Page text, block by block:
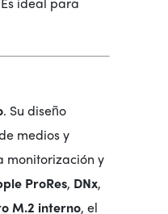
. Su diseño
medios y
monitorización y
ProRes, DNx,
M.2 interno, el